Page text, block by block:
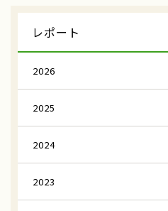
レポート
2026
2025
2024
2023